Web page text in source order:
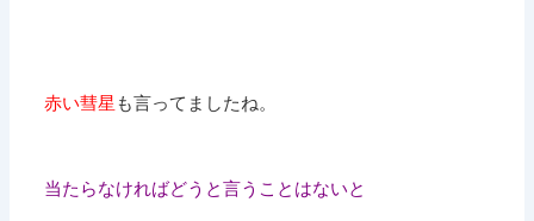
赤い彗星 も言ってましたね。
当たらなければどうと言うことはないと